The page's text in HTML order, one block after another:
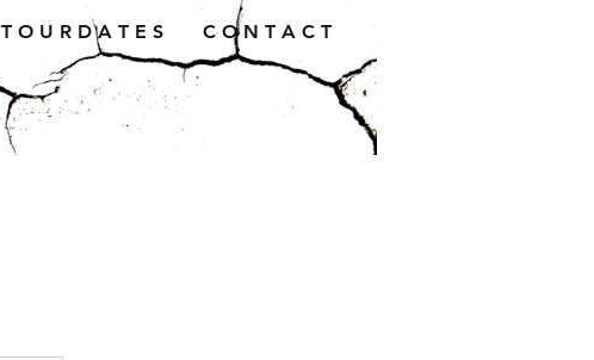
T O U R D A T E S C O N T A C T